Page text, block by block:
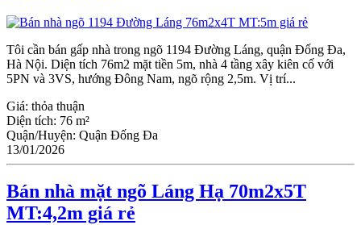
Tôi cần bán gấp nhà trong ngõ 1194 Đường Láng, quận Đống Đa,
Hà Nội. Diện tích 76m2 mặt tiền 5m, nhà 4 tầng xây kiên cố với
5PN và 3VS, hướng Đông Nam, ngõ rộng 2,5m. Vị trí...
Giá: thỏa thuận
Diện tích: 76 m²
Quận/Huyện: Quận Đống Đa
13/01/2026
Bán nhà mặt ngõ Láng Hạ 70m2x5T
MT:4,2m giá rẻ